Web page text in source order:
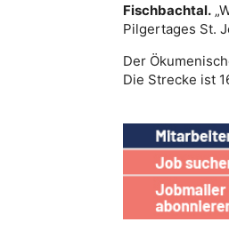
Fischbachtal.
Pilgertages St.
Der
Die Strecke ist